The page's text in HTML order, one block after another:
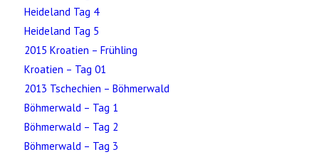
Heideland Tag 4
Heideland Tag 5
2015 Kroatien – Frühling
Kroatien – Tag 01
2013 Tschechien – Böhmerwald
Böhmerwald – Tag 1
Böhmerwald – Tag 2
Böhmerwald – Tag 3